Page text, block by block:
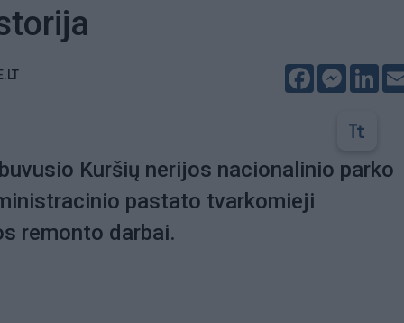
Facebook
Kuršių nerijos nacionalinio parko
pastato tvarkomieji
remonto darbai.